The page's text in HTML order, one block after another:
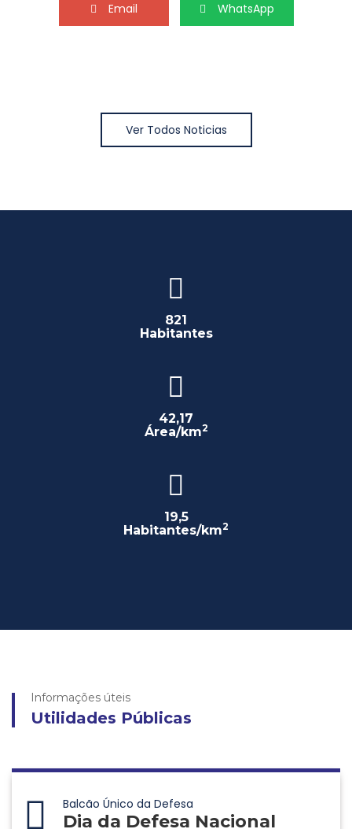
Email WhatsApp
Ver Todos Noticias
821
Habitantes
42,17
Área/km2
19,5
Habitantes/km2
Informações úteis
Utilidades Públicas
Balcão Único da Defesa
Dia da Defesa Nacional